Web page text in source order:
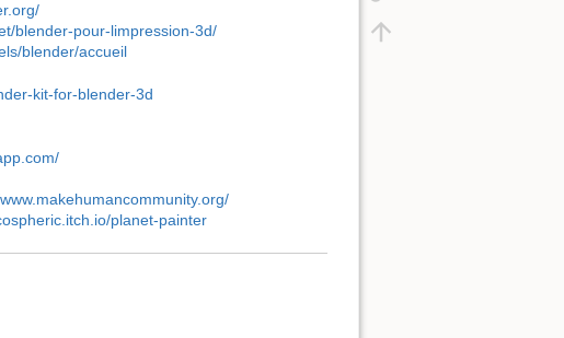
blender-pour-limpression-3d/
blender/accueil
kit-for-blender-3d
planet-painter